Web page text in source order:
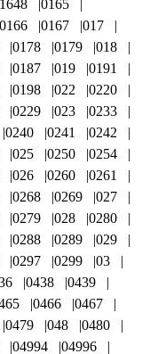
0165
0166 0167
017
0178 0179
018
0187 019
0191
0198 022
0220
0229 023
0233
0240 0241
0242
025 0250
0254
026 0260
0261
0268 0269
027
0279 028
0280
0288 0289
029
0297 0299
03
0438
0439
0466
0467
0479 048
0480
04994 04996